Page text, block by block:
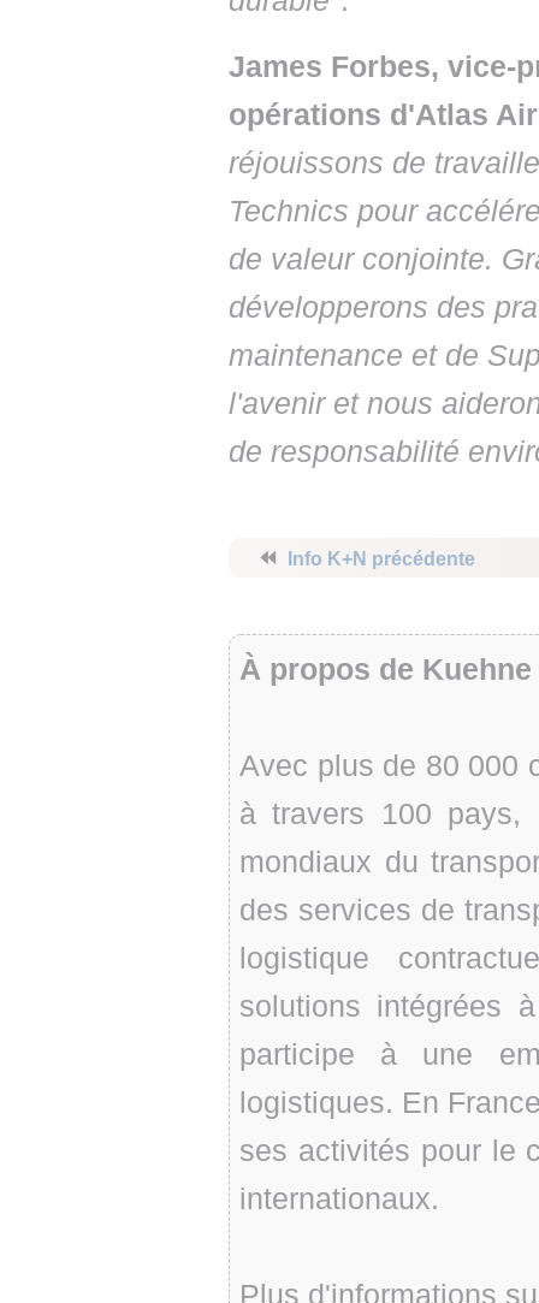
James Forbes, vice-
opérations d'Atlas
réjouissons de
Technics pour
de valeur conjointe.
développerons des
maintenance et de
l'avenir et nous
de responsabilité
⏪ Info K+N précédente
À propos de Kuehne
Avec plus de 80 000
à travers 100 pays,
mondiaux du
des services de
logistique
solutions intégrées
participe à une
logistiques. En
ses activités pour le
internationaux.
Plus d'informations